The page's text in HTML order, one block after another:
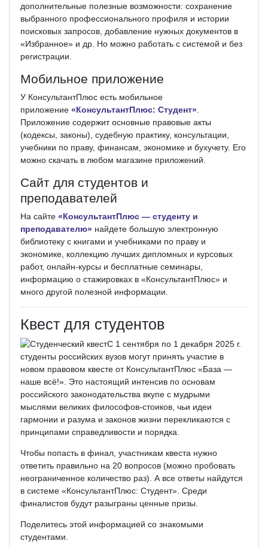
дополнительные полезные возможности: сохранение
выбранного профессионального профиля и истории
поисковых запросов, добавление нужных документов в
«Избранное» и др. Но можно работать с системой и без
регистрации.
Мобильное приложение
У КонсультантПлюс есть мобильное
приложение «КонсультантПлюс: Студент».
Приложение содержит основные правовые акты
(кодексы, законы), судебную практику, консультации,
учебники по праву, финансам, экономике и бухучету. Его
можно скачать в любом магазине приложений.
Сайт для студентов и
преподавателей
На сайте «КонсультантПлюс — студенту и
преподавателю» найдете большую электронную
библиотеку с книгами и учебниками по праву и
экономике, коллекцию лучших дипломных и курсовых
работ, онлайн­-курсы и бесплатные семинары,
информацию о стажировках в «КонсультантПлюс» и
много другой полезной информации.
Квест для студентов
С 1 сентября по 1 декабря 2025 г.
студенты российских вузов могут принять участие в
новом правовом квесте от КонсультантПлюс «База —
наше всё!». Это настоящий интенсив по основам
российского законодательства вкупе с мудрыми
мыслями великих философов­-стоиков, чьи идеи
гармонии и разума и законов жизни перекликаются с
принципами справедливости и порядка.
Чтобы попасть в финал, участникам квеста нужно
ответить правильно на 20 вопросов (можно пробовать
неограниченное количество раз). А все ответы найдутся
в системе «КонсультантПлюс: Студент». Среди
финалистов будут разыграны ценные призы.
Поделитесь этой информацией со знакомыми
студентами.